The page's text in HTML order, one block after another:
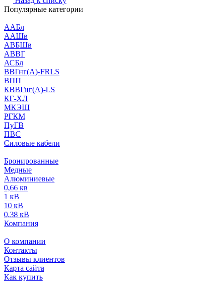
Популярные категории
ААБл
ААШв
АВБШв
АВВГ
АСБл
ВВГнг(А)-FRLS
ВПП
КВВГнг(А)-LS
КГ-ХЛ
МКЭШ
РГКМ
ПуГВ
ПВС
Силовые кабели
Бронированные
Медные
Алюминиевые
0,66 кв
1 кВ
10 кВ
0,38 кВ
Компания
О компании
Контакты
Отзывы клиентов
Карта сайта
Как купить